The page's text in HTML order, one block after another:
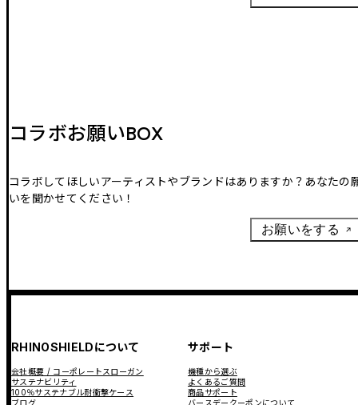
コラボお願いBOX
コラボしてほしいアーティストやブランドはありますか？あなたの
いを聞かせてください！
お願いをする
RHINOSHIELDについて
会社概要 / コーポレートスローガン
サステナビリティ
100％サステナブル耐衝撃ケース
ブログ
サポート
機種から選ぶ
よくあるご質問
商品サポート
バースデークーポンについて